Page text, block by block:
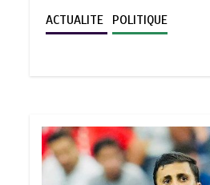
ACTUALITE POLITIQUE